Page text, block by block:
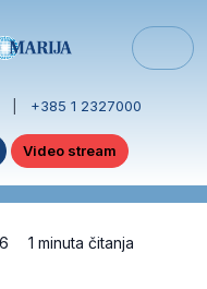
+385 1 2327000
Video stream
1 minuta čitanja